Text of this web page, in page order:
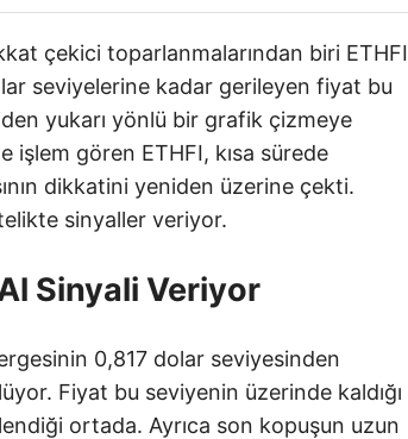
çekici toparlanmalarından biri ETHFI
seviyelerine kadar gerileyen fiyat bu
yukarı yönlü bir grafik çizmeye
işlem gören ETHFI, kısa sürede
dikkatini yeniden üzerine çekti.
sinyaller veriyor.
Sinyali Veriyor
0,817 dolar seviyesinden
Fiyat bu seviyenin üzerinde kaldığı
ortada. Ayrıca son kopuşun uzun